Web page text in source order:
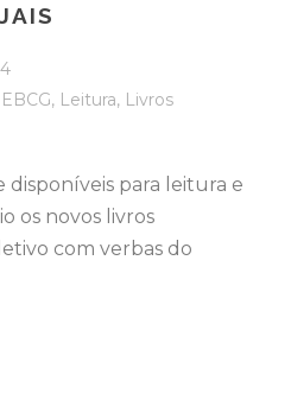
EBCG, Leitura, Livros
disponíveis para leitura e
os novos livros
com verbas do